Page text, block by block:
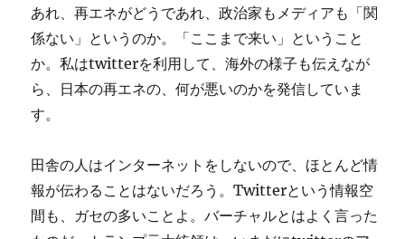
あれ、再エネがどうであれ、政治家もメディアも「関
係ない」というのか。「ここまで来い」ということ
か。私はtwitterを利用して、海外の様子も伝えなが
ら、日本の再エネの、何が悪いのかを発信していま
す。
田舎の人はインターネットをしないので、ほとんど情
報が伝わることはないだろう。Twitterという情報空
間も、ガセの多いことよ。バーチャルとはよく言った